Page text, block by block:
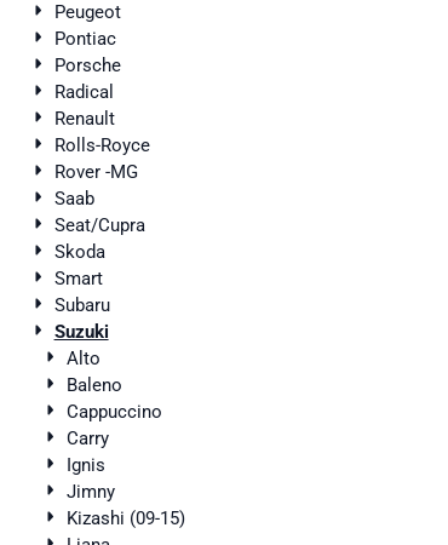
Peugeot
Pontiac
Porsche
Radical
Renault
Rolls-Royce
Rover -MG
Saab
Seat/Cupra
Skoda
Smart
Subaru
Suzuki
Alto
Baleno
Cappuccino
Carry
Ignis
Jimny
Kizashi (09-15)